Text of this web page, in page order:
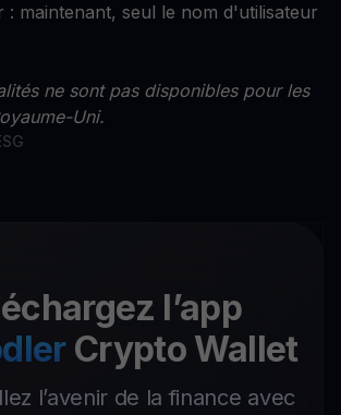
: maintenant, seul le nom d'utilisateur
ne sont pas disponibles pour les
Uni.
l’app
Crypto Wallet
l’avenir de la finance avec